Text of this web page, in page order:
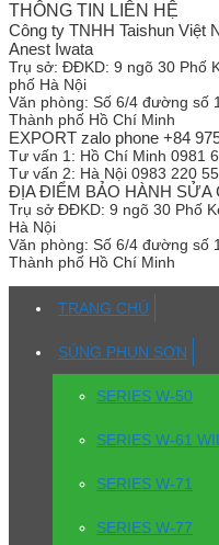
THÔNG TIN LIÊN HỆ
Công ty TNHH Taishun Việt
Anest Iwata
Trụ sở: ĐĐKD: 9 ngõ 30 Phố
phố Hà Nội
Văn phòng: Số 6/4 đường số
Thành phố Hồ Chí Minh
EXPORT zalo phone +84
Tư vấn 1: Hồ Chí Minh 0981
Tư vấn 2: Hà Nội 0983 220
ĐỊA ĐIỂM BẢO HÀNH SỬA
Trụ sở ĐĐKD: 9 ngõ 30 Phố
Hà Nội
Văn phòng: Số 6/4 đường số
Thành phố Hồ Chí Minh
TRANG CHỦ
SÚNG PHUN SƠN
SERIES W-50
SERIES W-61
SERIES W-71
SERIES W-77